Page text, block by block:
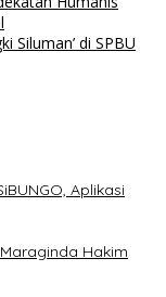
Siluman’ di SPBU
Aplikasi
Hakim